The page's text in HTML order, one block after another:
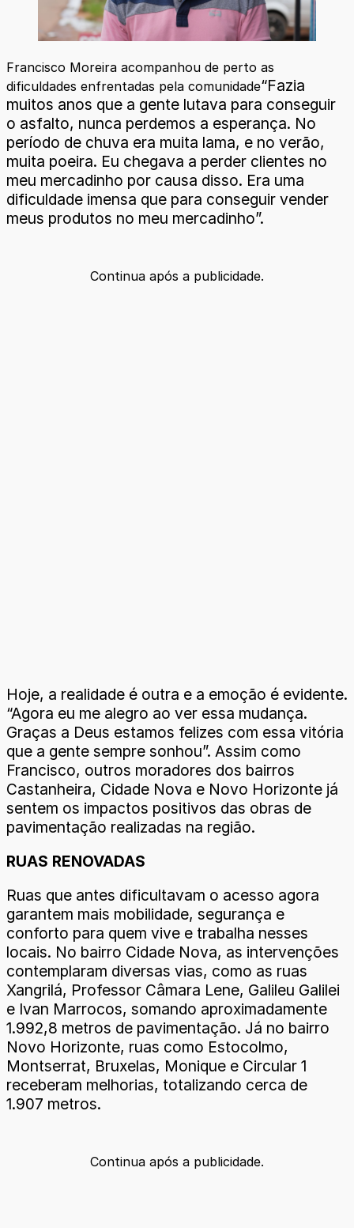
Francisco Moreira acompanhou de perto as
dificuldades enfrentadas pela comunidade“Fazia
muitos anos que a gente lutava para conseguir
o asfalto, nunca perdemos a esperança. No
período de chuva era muita lama, e no verão,
muita poeira. Eu chegava a perder clientes no
meu mercadinho por causa disso. Era uma
dificuldade imensa que para conseguir vender
meus produtos no meu mercadinho”.
Continua após a publicidade.
Hoje, a realidade é outra e a emoção é evidente.
“Agora eu me alegro ao ver essa mudança.
Graças a Deus estamos felizes com essa vitória
que a gente sempre sonhou”. Assim como
Francisco, outros moradores dos bairros
Castanheira, Cidade Nova e Novo Horizonte já
sentem os impactos positivos das obras de
pavimentação realizadas na região.
RUAS RENOVADAS
Ruas que antes dificultavam o acesso agora
garantem mais mobilidade, segurança e
conforto para quem vive e trabalha nesses
locais. No bairro Cidade Nova, as intervenções
contemplaram diversas vias, como as ruas
Xangrilá, Professor Câmara Lene, Galileu Galilei
e Ivan Marrocos, somando aproximadamente
1.992,8 metros de pavimentação. Já no bairro
Novo Horizonte, ruas como Estocolmo,
Montserrat, Bruxelas, Monique e Circular 1
receberam melhorias, totalizando cerca de
1.907 metros.
Continua após a publicidade.